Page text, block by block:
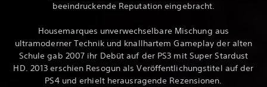
beeindruckende Reputation eingebracht.
Housemarques unverwechselbare Mischung aus
ultramoderner Technik und knallhartem Gameplay der alten
Schule gab 2007 ihr Debüt auf der PS3 mit Super Stardust
HD. 2013 erschien Resogun als Veröffentlichungstitel auf der
PS4 und erhielt herausragende Rezensionen.